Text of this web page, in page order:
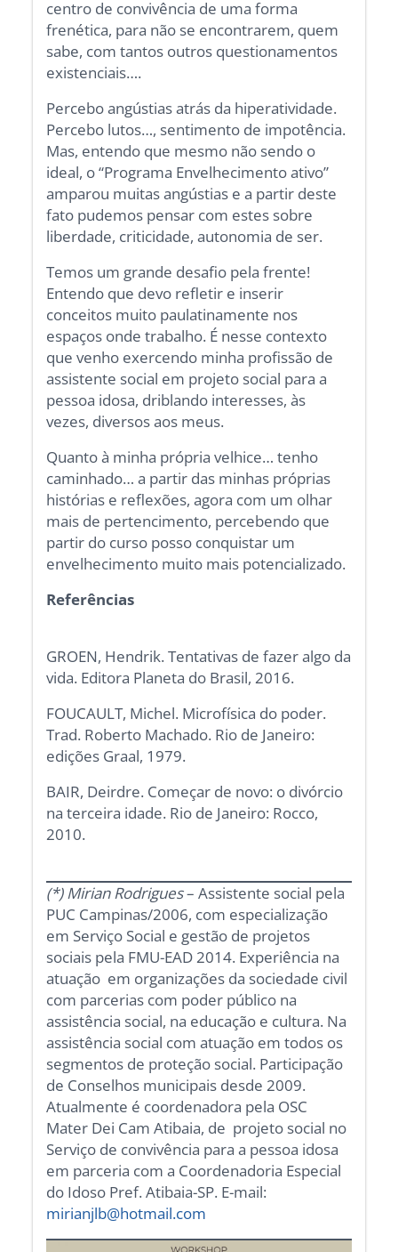
centro de convivência de uma forma
frenética, para não se encontrarem, quem
sabe, com tantos outros questionamentos
existenciais….
Percebo angústias atrás da hiperatividade.
Percebo lutos…, sentimento de impotência.
Mas, entendo que mesmo não sendo o
ideal, o “Programa Envelhecimento ativo”
amparou muitas angústias e a partir deste
fato pudemos pensar com estes sobre
liberdade, criticidade, autonomia de ser.
Temos um grande desafio pela frente!
Entendo que devo refletir e inserir
conceitos muito paulatinamente nos
espaços onde trabalho. É nesse contexto
que venho exercendo minha profissão de
assistente social em projeto social para a
pessoa idosa, driblando interesses, às
vezes, diversos aos meus.
Quanto à minha própria velhice… tenho
caminhado… a partir das minhas próprias
histórias e reflexões, agora com um olhar
mais de pertencimento, percebendo que
partir do curso posso conquistar um
envelhecimento muito mais potencializado.
Referências
GROEN, Hendrik. Tentativas de fazer algo da
vida. Editora Planeta do Brasil, 2016.
FOUCAULT, Michel. Microfísica do poder.
Trad. Roberto Machado. Rio de Janeiro:
edições Graal, 1979.
BAIR, Deirdre. Começar de novo: o divórcio
na terceira idade. Rio de Janeiro: Rocco,
2010.
(*) Mirian Rodrigues– Assistente social pela
PUC Campinas/2006, com especialização
em Serviço Social e gestão de projetos
sociais pela FMU-EAD 2014. Experiência na
atuação em organizações da sociedade civil
com parcerias com poder público na
assistência social, na educação e cultura. Na
assistência social com atuação em todos os
segmentos de proteção social. Participação
de Conselhos municipais desde 2009.
Atualmente é coordenadora pela OSC
Mater Dei Cam Atibaia, de projeto social no
Serviço de convivência para a pessoa idosa
em parceria com a Coordenadoria Especial
do Idoso Pref. Atibaia-SP. E-mail:
mirianjlb@hotmail.com